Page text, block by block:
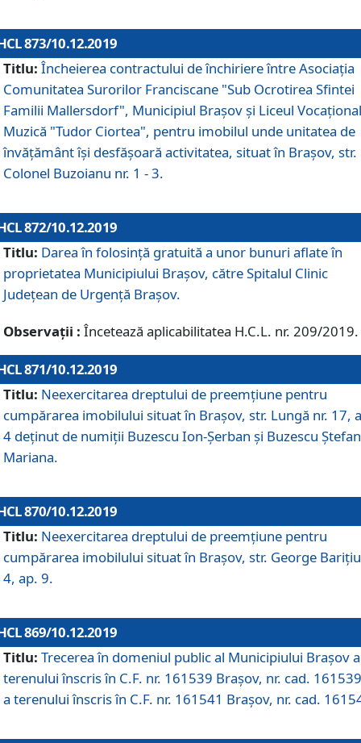
873/10.12.2019
Titlu: Încheierea contractului de închiriere între Asociația
Comunitatea Surorilor Franciscane "Sub Ocrotirea Sfintei
Familii Mallersdorf", Municipiul Braşov şi Liceul
Muzică "Tudor Ciortea", pentru imobilul unde unitatea de
învățământ îşi desfăşoară activitatea, situat în Braşov, str.
Colonel Buzoianu nr. 1 - 3.
872/10.12.2019
Titlu: Darea în folosinţă gratuită a unor bunuri aflate în
proprietatea Municipiului Braşov, către Spitalul Clinic
Judeţean de Urgenţă Braşov.
Observații : Încetează aplicabilitatea H.C.L. nr. 209/2019.
871/10.12.2019
Titlu: Neexercitarea dreptului de preemţiune pentru
cumpărarea imobilului situat în Braşov, str. Lungă nr. 17,
4 deţinut de numiţii Buzescu Ion-Şerban și Buzescu
Mariana.
870/10.12.2019
Titlu: Neexercitarea dreptului de preemţiune pentru
cumpărarea imobilului situat în Braşov, str. George
4, ap. 9.
869/10.12.2019
Titlu: Trecerea în domeniul public al Municipiului Braşov a
terenului înscris în C.F. nr. 161539 Brașov, nr. cad.
a terenului înscris în C.F. nr. 161541 Brașov, nr. cad.